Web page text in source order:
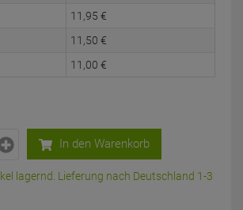
11, 95 €
11, 50 €
11, 00 €
In den Warenkorb
lagernd. Lieferung nach Deutschland 1-3